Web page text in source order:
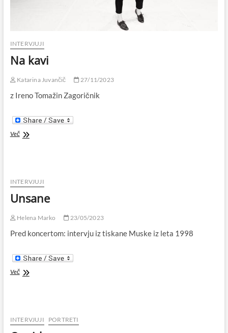
INTERVJUJI
Na kavi
Katarina Juvančič 27/11/2023
z Ireno Tomažin Zagoričnik
VečNa
INTERVJUJI
Unsane
Helena Marko 23/05/2023
Pred koncertom: intervju iz tiskane Muske iz leta 1998
VečUnsane
INTERVJUJI PORTRETI